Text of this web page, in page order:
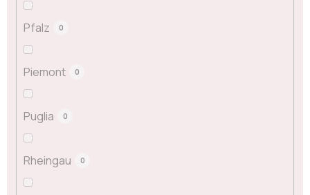
Pfalz 0
Piemont 0
Puglia 0
Rheingau 0